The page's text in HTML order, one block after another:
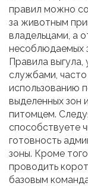
правил можно
за животным
владельцами, а
несоблюдаемых
Правила
службами,
использованию
выделенных зон
питомцем.
способствуете
готовность
зоны. Кроме
проводить
базовым